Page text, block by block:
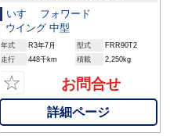
いすゞ フォワード
ウイング 中型
年式 R3年7月 型式
FRR90T2
走行
448千km 積載 2,250kg
☆ お問合せ
詳細ページ